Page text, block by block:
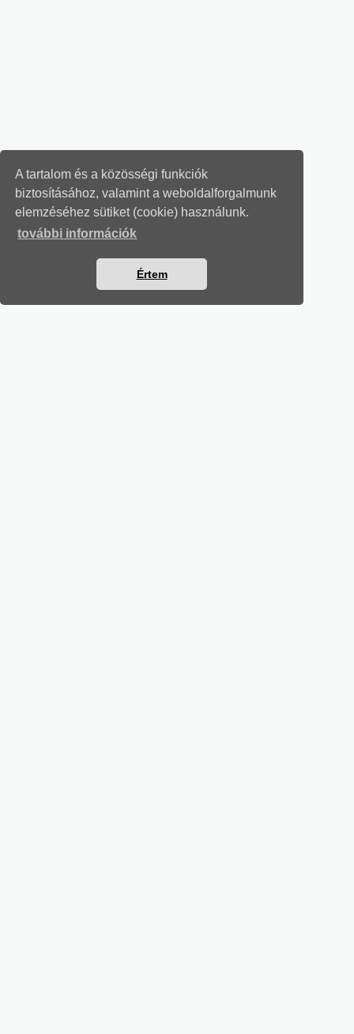
A tartalom és a közösségi funkciók
biztosításához, valamint a weboldalforgalmunk
elemzéséhez sütiket (cookie) használunk.
további információk
Értem